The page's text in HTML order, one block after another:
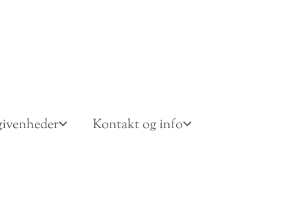
Kontakt og info